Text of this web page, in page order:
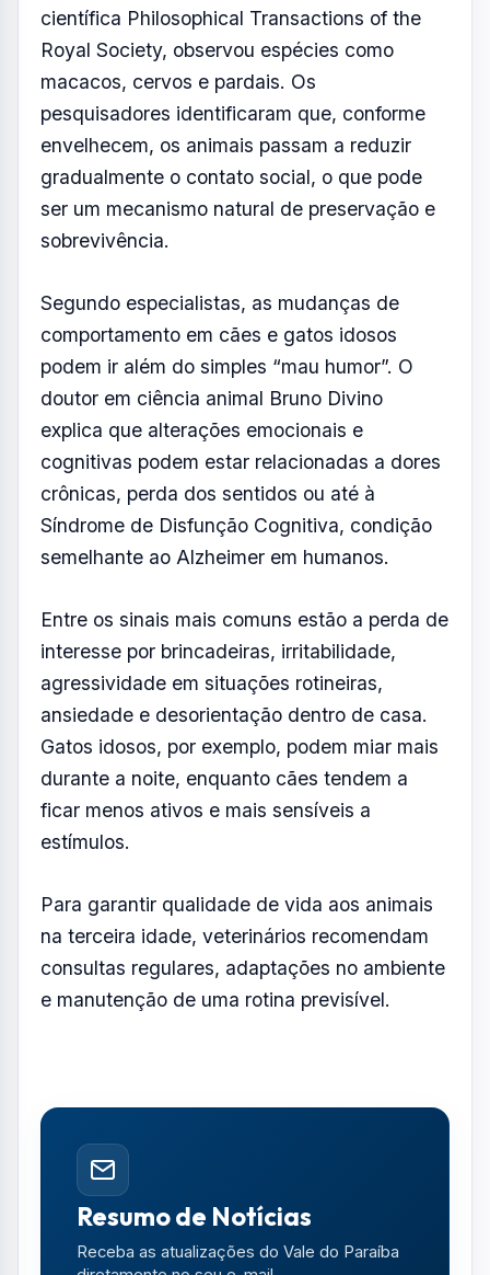
científica Philosophical Transactions of the
Royal Society, observou espécies como
macacos, cervos e pardais. Os
pesquisadores identificaram que, conforme
envelhecem, os animais passam a reduzir
gradualmente o contato social, o que pode
ser um mecanismo natural de preservação e
sobrevivência.
Segundo especialistas, as mudanças de
comportamento em cães e gatos idosos
podem ir além do simples “mau humor”. O
doutor em ciência animal Bruno Divino
explica que alterações emocionais e
cognitivas podem estar relacionadas a dores
crônicas, perda dos sentidos ou até à
Síndrome de Disfunção Cognitiva, condição
semelhante ao Alzheimer em humanos.
Entre os sinais mais comuns estão a perda de
interesse por brincadeiras, irritabilidade,
agressividade em situações rotineiras,
ansiedade e desorientação dentro de casa.
Gatos idosos, por exemplo, podem miar mais
durante a noite, enquanto cães tendem a
ficar menos ativos e mais sensíveis a
estímulos.
Para garantir qualidade de vida aos animais
na terceira idade, veterinários recomendam
consultas regulares, adaptações no ambiente
e manutenção de uma rotina previsível.
Resumo de Notícias
Receba as atualizações do Vale do Paraíba